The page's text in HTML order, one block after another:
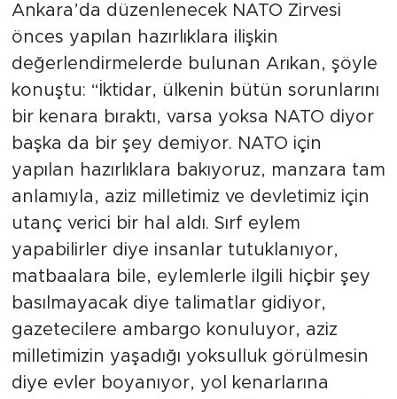
Ankara’da düzenlenecek NATO Zirvesi
önces yapılan hazırlıklara ilişkin
değerlendirmelerde bulunan Arıkan, şöyle
konuştu: “İktidar, ülkenin bütün sorunlarını
bir kenara bıraktı, varsa yoksa NATO diyor
başka da bir şey demiyor. NATO için
yapılan hazırlıklara bakıyoruz, manzara tam
anlamıyla, aziz milletimiz ve devletimiz için
utanç verici bir hal aldı. Sırf eylem
yapabilirler diye insanlar tutuklanıyor,
matbaalara bile, eylemlerle ilgili hiçbir şey
basılmayacak diye talimatlar gidiyor,
gazetecilere ambargo konuluyor, aziz
milletimizin yaşadığı yoksulluk görülmesin
diye evler boyanıyor, yol kenarlarına